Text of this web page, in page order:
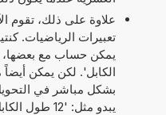
علاوة على ذلك، تقوم
تعبيرات الرياضيات.
الكابل'. لكن يمكن
بشكل مباشر في